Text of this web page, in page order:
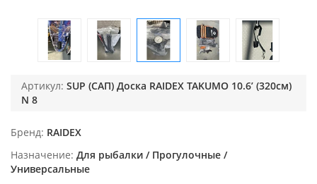
Артикул: SUP (САП) Доска RAIDEX TAKUMO 10.6’ (320см)
N 8
Бренд RAIDEX
Назначение Для рыбалки / Прогулочные /
Универсальные